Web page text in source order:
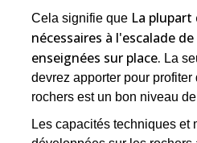
Cela signifie que La plupart
nécessaires à l'escalade
enseignées sur place. La
devrez apporter pour
rochers est un bon niveau
Les capacités techniques et